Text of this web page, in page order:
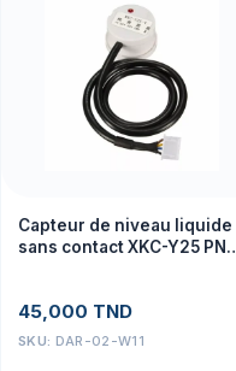
Capteur de niveau liquide
sans contact XKC-Y25 PNP
45,000 TND
SKU: DAR-02-W11